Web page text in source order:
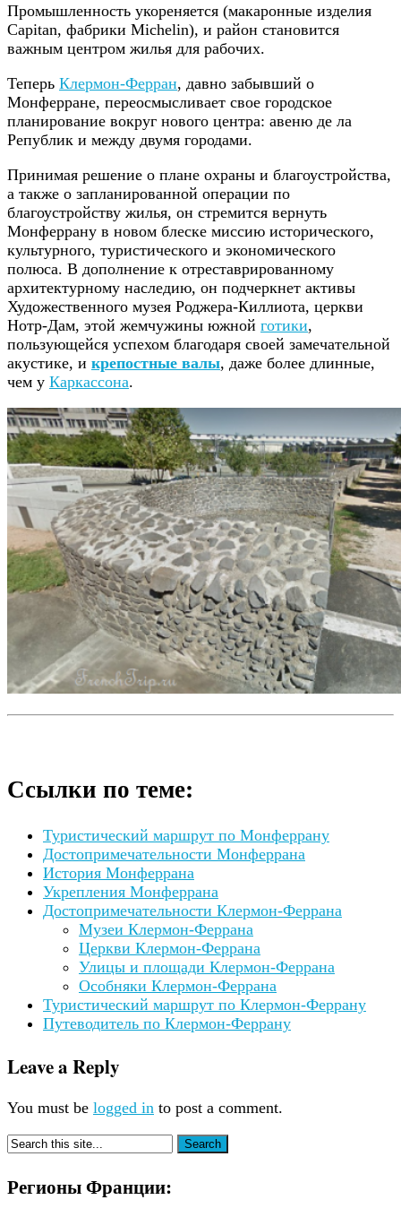
Промышленность укореняется (макаронные изделия
Capitan, фабрики Michelin), и район становится
важным центром жилья для рабочих.
Теперь Клермон-Ферран, давно забывший о
Монферране, переосмысливает свое городское
планирование вокруг нового центра: авеню де ла
Републик и между двумя городами.
Принимая решение о плане охраны и благоустройства,
а также о запланированной операции по
благоустройству жилья, он стремится вернуть
Монферрану в новом блеске миссию исторического,
культурного, туристического и экономического
полюса. В дополнение к отреставрированному
архитектурному наследию, он подчеркнет активы
Художественного музея Роджера-Киллиота, церкви
Нотр-Дам, этой жемчужины южной готики,
пользующейся успехом благодаря своей замечательной
акустике, и крепостные валы, даже более длинные,
чем у Каркассона.
Ссылки по теме:
Туристический маршрут по Монферрану
Достопримечательности Монферрана
История Монферрана
Укрепления Монферрана
Достопримечательности Клермон-Феррана
Музеи Клермон-Феррана
Церкви Клермон-Феррана
Улицы и площади Клермон-Феррана
Особняки Клермон-Феррана
Туристический маршрут по Клермон-Феррану
Путеводитель по Клермон-Феррану
Leave a Reply
You must be logged in to post a comment.
Регионы Франции: